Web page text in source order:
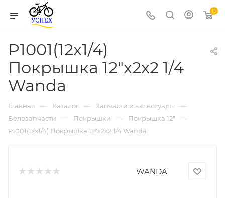
0
P1001(12х1/4)
Покрышка 12"х2х2 1/4
Wanda
Главная — Каталог — Запчасти и аксессуары —
Велозапчасти — Покрышки — Покрышка 12" —
P1001(12х1/4) Покрышка 12"х2х2 1/4 Wanda
WANDA